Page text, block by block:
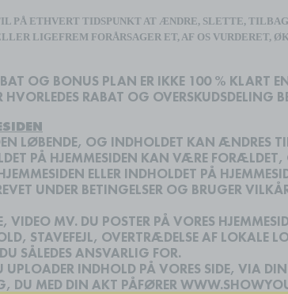
PÅ ETHVERT TIDSPUNKT AT ÆNDRE, SLETTE,
LIGEFREM FORÅRSAGER ET, AF OS VURDERET,
OG BONUS PLAN ER IKKE 100 % KLART
RABAT OG OVERSKUDSDELING
LØBENDE, OG INDHOLDET KAN ÆNDRES
PÅ HJEMMESIDEN KAN VÆRE FORÆLDET,
ELLER INDHOLDET PÅ
UNDER BETINGELSER OG BRUGER
VIDEO MV. DU POSTER PÅ VORES
STAVEFEJL, OVERTRÆDELSE AF LOKALE
SÅLEDES ANSVARLIG FOR.
UPLOADER INDHOLD PÅ VORES SIDE, VIA
DU MED DIN AKT PÅFØRER